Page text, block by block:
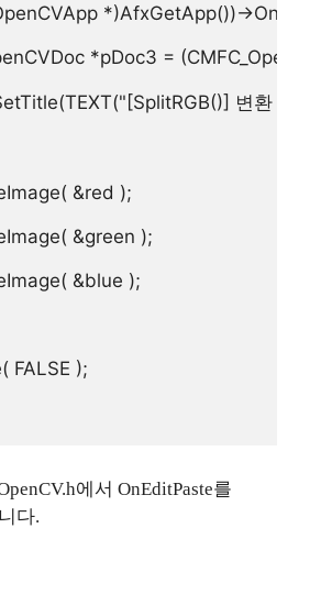
*)AfxGetApp())-
*pDoc3 =
변환 결
&red );
&green );
&blue );
);
에서 OnEditPaste를
다.